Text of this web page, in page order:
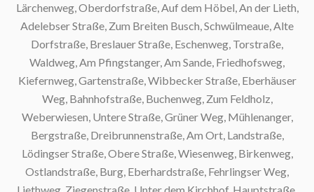
Lärchenweg, Oberdorfstraße, Auf dem Höbel, An der Lieth,
Adelebser Straße, Zum Breiten Busch, Schwülmeaue, Alte
Dorfstraße, Breslauer Straße, Eschenweg, Torstraße,
Waldweg, Am Pfingstanger, Am Sande, Friedhofsweg,
Kiefernweg, Gartenstraße, Wibbecker Straße, Eberhäuser
Weg, Bahnhofstraße, Buchenweg, Zum Feldholz,
Weberwiesen, Untere Straße, Grüner Weg, Mühlenanger,
Bergstraße, Dreibrunnenstraße, Am Ort, Landstraße,
Lödingser Straße, Obere Straße, Wiesenweg, Birkenweg,
Ostlandstraße, Burg, Eberhardstraße, Fehrlingser Weg,